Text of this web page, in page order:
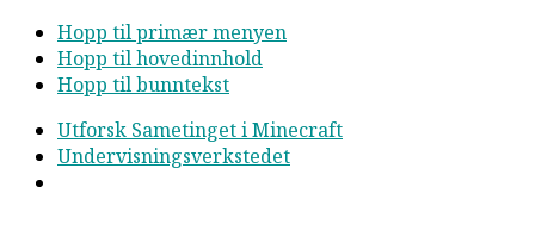
Hopp til primær menyen
Hopp til hovedinnhold
Hopp til bunntekst
Utforsk Sametinget i Minecraft
Undervisningsverkstedet